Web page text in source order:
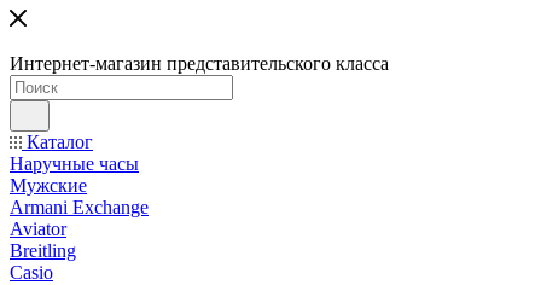
Интернет-магазин представительского класса
Каталог
Наручные часы
Мужские
Armani Exchange
Aviator
Breitling
Casio